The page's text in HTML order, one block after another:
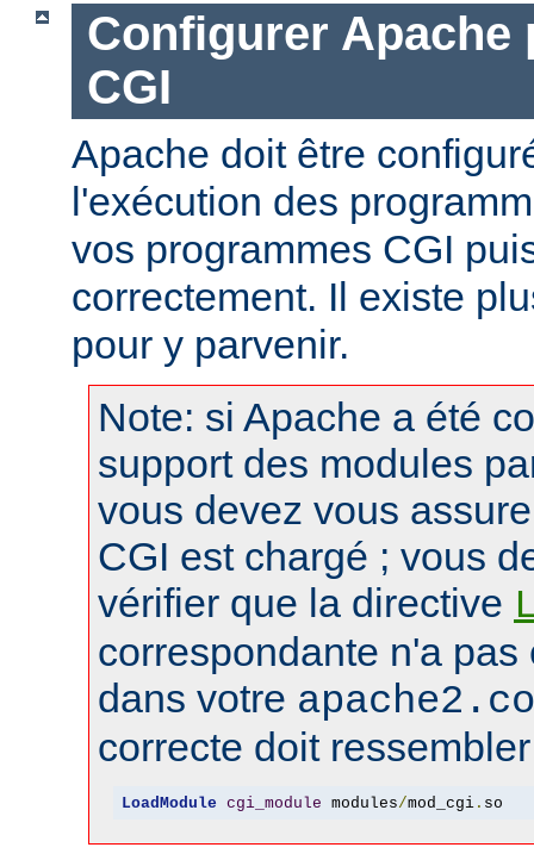
Configurer Apache
CGI
Apache doit être
l'exécution des
vos programmes CGI
correctement. Il existe
pour y parvenir.
Note: si Apache a été
support des modules
vous devez vous
CGI est chargé ; vous
vérifier que la directive
correspondante n'a pas
dans votre
correcte doit
LoadModule cgi_module modules/mod_cgi. so